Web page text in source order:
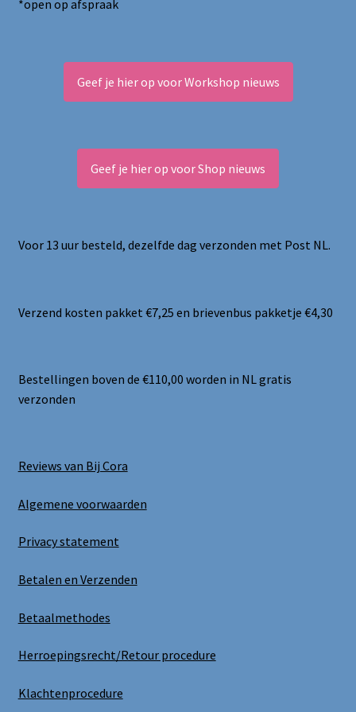
*open op afspraak
Geef je hier op voor Workshop nieuws
Geef je hier op voor Shop nieuws
Voor 13 uur besteld, dezelfde dag verzonden met Post NL.
Verzend kosten pakket €7,25 en brievenbus pakketje €4,30
Bestellingen boven de €110,00 worden in NL gratis
verzonden
Reviews van Bij Cora
Algemene voorwaarden
Privacy statement
Betalen en Verzenden
Betaalmethodes
Herroepingsrecht/Retour procedure
Klachtenprocedure